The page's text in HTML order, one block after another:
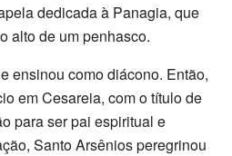
dedicada à Panagia, que
alto de um penhasco.
ensinou como diácono. Então,
em Cesareia, com o título de
para ser pai espiritual e
Santo Arsênios peregrinou